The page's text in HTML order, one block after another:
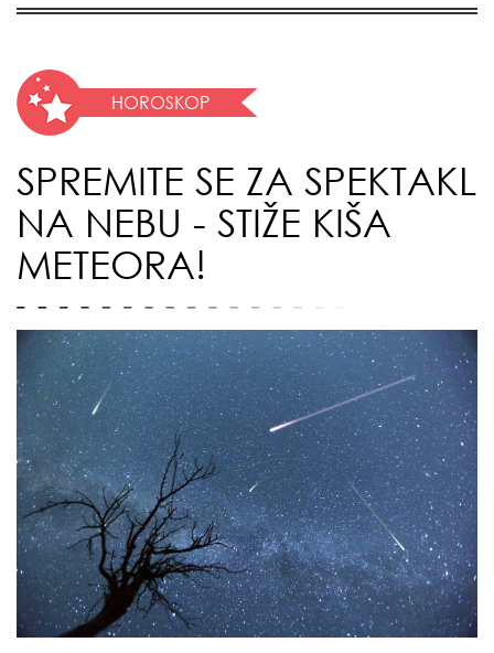
HOROSKOP
SPREMITE SE ZA SPEKTAKL
NA NEBU - STIŽE KIŠA
METEORA!